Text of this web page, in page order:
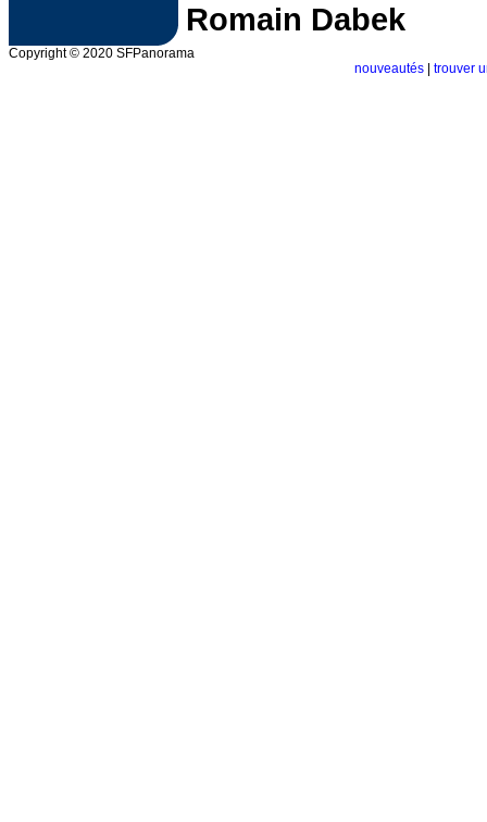
Romain Dabek
Copyright © 2020 SFPanorama
nouveautés
trouver